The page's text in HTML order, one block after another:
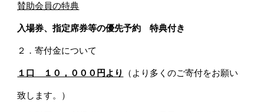
賛助会員の特典
入場券、指定席券等の優先予約 特典付き
２．寄付金について
１口 １０，０００円より （より多くのご寄付をお願い
致します。）